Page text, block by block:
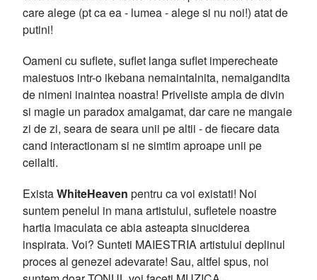
care alege (pt ca ea - lumea - alege si nu noi!) atat de
putini!
Oameni cu suflete, suflet langa suflet imperecheate
maiestuos intr-o ikebana nemaintalnita, nemaigandita
de nimeni inaintea noastra! Priveliste ampla de divin
si magie un paradox amalgamat, dar care ne mangaie
zi de zi, seara de seara unii pe altii - de fiecare data
cand interactionam si ne simtim aproape unii pe
ceilalti.
ExistaWhiteHeaven pentru ca voi existati! Noi
suntem penelul in mana artistului, sufletele noastre
hartia imaculata ce abia asteapta sinuciderea
inspirata. Voi? Sunteti MAIESTRIA artistului deplinul
proces al genezei adevarate! Sau, altfel spus, noi